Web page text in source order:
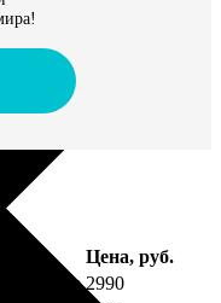
Цена, руб.
2990